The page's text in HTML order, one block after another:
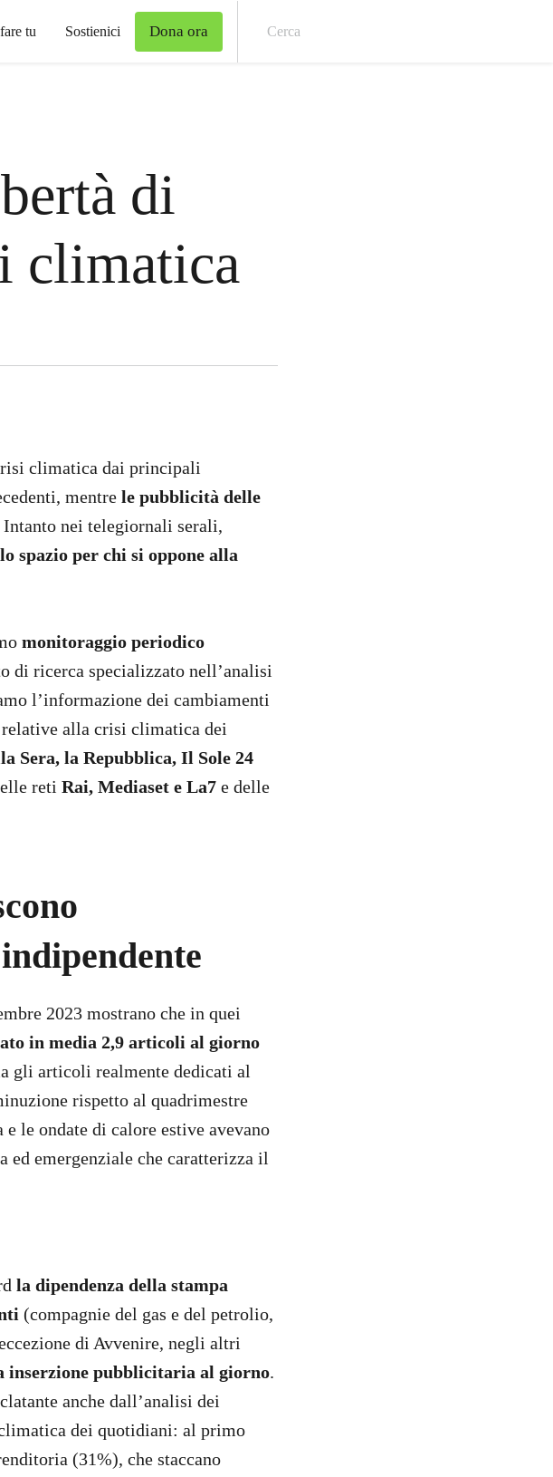
tu Sostienici Dona ora
di
climatica
climatica dai principali
mentre le pubblicità delle
Intanto nei telegiornali serali,
lo spazio per chi si oppone alla
monitoraggio periodico
di ricerca specializzato nell’analisi
l’informazione dei cambiamenti
alla crisi climatica dei
Sera, la Repubblica, Il Sole 24
reti Rai, Mediaset e La7 e delle
2023 mostrano che in quei
in media 2,9 articoli al giorno
gli articoli realmente dedicati al
rispetto al quadrimestre
le ondate di calore estive avevano
ed emergenziale che caratterizza il
la dipendenza della stampa
(compagnie del gas e del petrolio,
di Avvenire, negli altri
inserzione pubblicitaria al giorno.
anche dall’analisi dei
dei quotidiani: al primo
(31%), che staccano